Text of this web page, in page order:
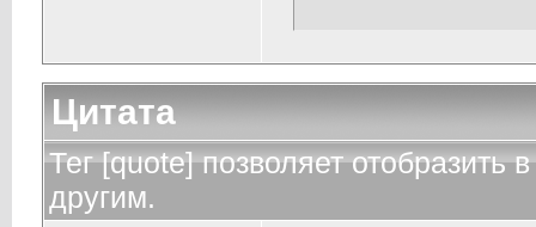
Цитата
Тег [quote] позволяет отобразить
другим.